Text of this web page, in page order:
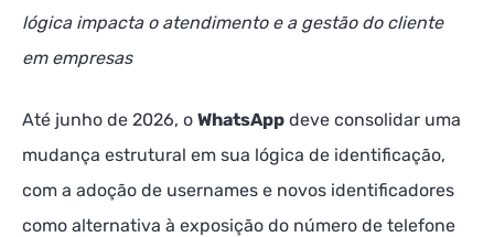
lógica impacta o atendimento e a gestão do cliente
em empresas
Até junho de 2026, o WhatsApp deve consolidar uma
mudança estrutural em sua lógica de identificação,
com a adoção de usernames e novos identificadores
como alternativa à exposição do número de telefone